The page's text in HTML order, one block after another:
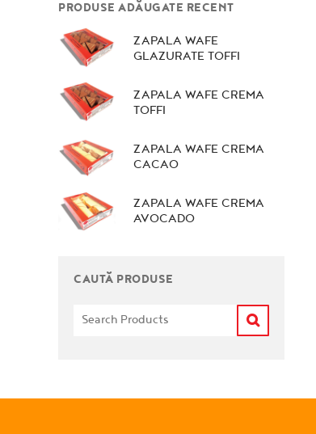
PRODUSE ADĂUGATE RECENT
ZAPALA WAFE
GLAZURATE TOFFI
ZAPALA WAFE CREMA
TOFFI
ZAPALA WAFE CREMA
CACAO
ZAPALA WAFE CREMA
AVOCADO
CAUTĂ PRODUSE